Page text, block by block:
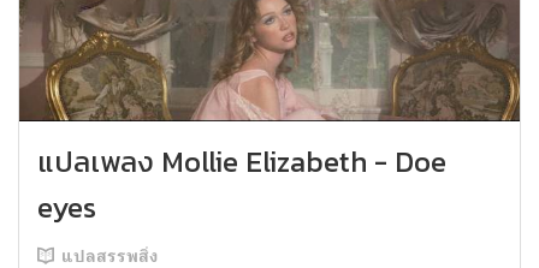
แปลเพลง Mollie Elizabeth - Doe
eyes
แปลสรรพสิ่ง